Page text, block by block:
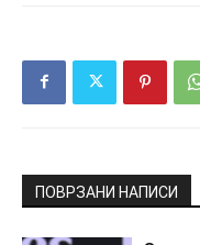
ПОВРЗАНИ НАПИСИ